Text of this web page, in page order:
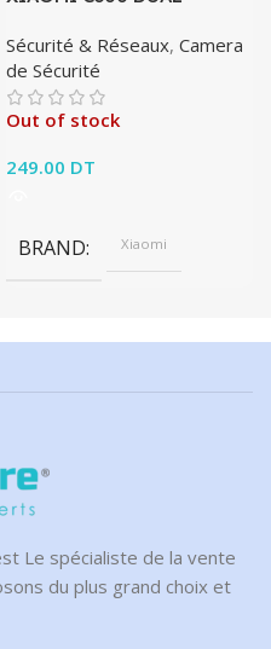
Sécurité & Réseaux, Camera
de Sécurité
Out of stock
249.00 DT
BRAND Xiaomi
Le spécialiste de la vente
du plus grand choix et